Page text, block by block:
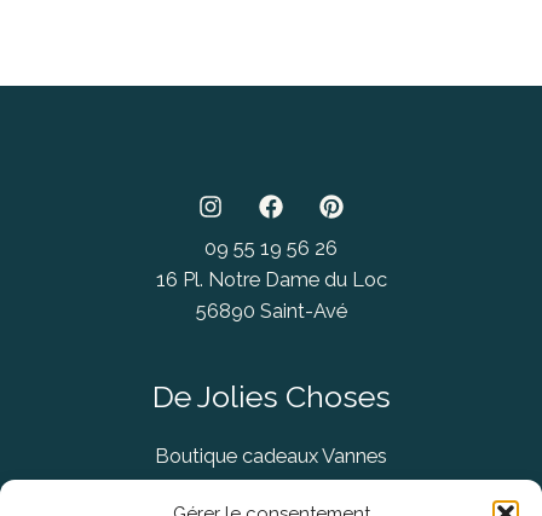
09 55 19 56 26
16 Pl. Notre Dame du Loc
56890 Saint-Avé
De Jolies Choses
Boutique cadeaux Vannes
Concept Store Vannes